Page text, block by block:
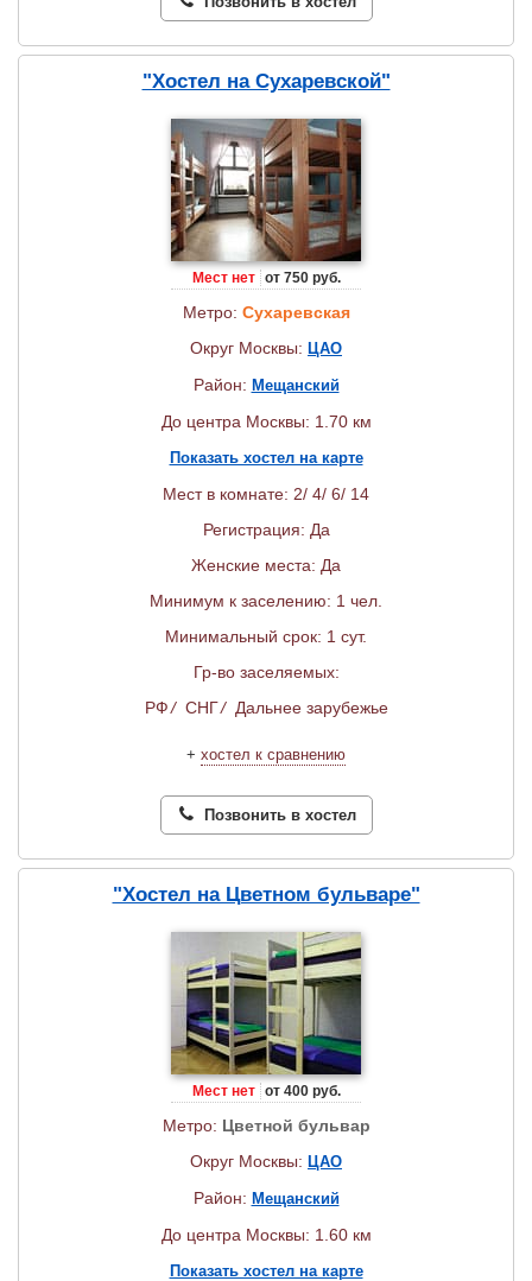
"Хостел на Сухаревской"
Мест нет от 750 руб.
Метро: Сухаревская
Округ Москвы: ЦАО
Район: Мещанский
До центра Москвы: 1.70 км
Показать хостел на карте
Мест в комнате: 2/ 4/ 6/ 14
Регистрация: Да
Женские места: Да
Минимум к заселению: 1 чел.
Минимальный срок: 1 сут.
Гр-во заселяемых:
РФ/ СНГ/ Дальнее зарубежье
+ хостел к сравнению
Позвонить в хостел
"Хостел на Цветном бульваре"
Мест нет от 400 руб.
Метро: Цветной бульвар
Округ Москвы: ЦАО
Район: Мещанский
До центра Москвы: 1.60 км
Показать хостел на карте